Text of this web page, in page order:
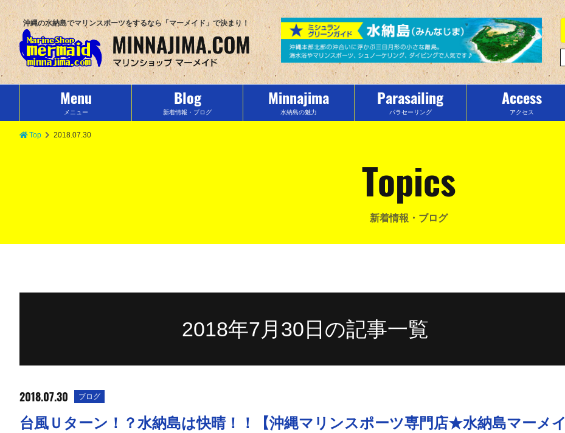
沖縄の水納島でマリンスポーツをするなら「マーメイド」で決まり！
Menu
メニュー
Blog
新着情報・ブログ
Minnajima
水納島の魅力
Parasailing
パラセーリング
Access
アクセス
Top 2018.07.30
Topics
新着情報・ブログ
2018年7月30日の記事一覧
2018.07.30 ブログ
台風Ｕターン！？水納島は快晴！！【沖縄マリンスポーツ専門店★水納島マーメイ